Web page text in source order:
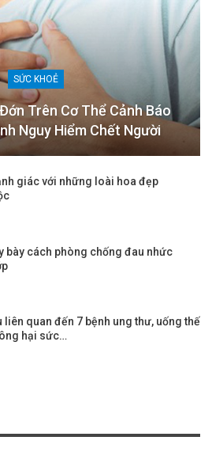
SỨC KHOẺ
Trên Cơ Thể Cảnh Báo
Nguy Hiểm Chết Người
giác với những loài hoa đẹp
bày cách phòng chống đau nhức
liên quan đến 7 bệnh ung thư, uống thế
hại sức…